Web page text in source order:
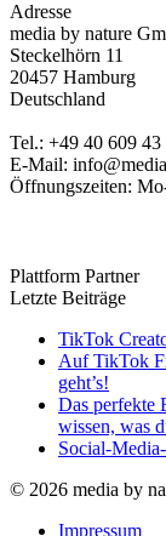
Adresse
media by nature
Steckelhörn 11
20457 Hamburg
Deutschland
Tel.: +49 40 609 43
E-Mail:
Öffnungszeiten:
Plattform Partner
Letzte Beiträge
TikTok
Auf TikTok
geht’s!
Das perfekte
wissen, was
Social-
© 2026 media by
Impressum